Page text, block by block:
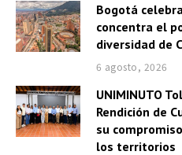
Bogotá
concentra el
diversidad de
6 agosto, 2026
UNIMINUTO
Rendición de
su
los territorios